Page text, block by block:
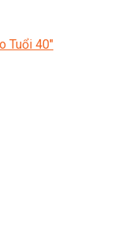
Tuổi 40"